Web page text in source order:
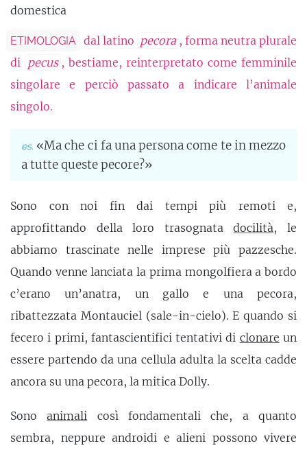
domestica
ETIMOLOGIA dal latino pecora , forma neutra plurale
di
pecus , bestiame, reinterpretato come femminile
singolare e perciò passato a indicare l’animale
singolo.
«Ma che ci fa una persona come te in mezzo
a tutte queste pecore?»
Sono con noi fin dai tempi più remoti e,
approfittando della loro trasognatadocilità, le
abbiamo trascinate nelle imprese più pazzesche.
Quando venne lanciata la prima mongolfiera a bordo
c’erano un’anatra, un gallo e una pecora,
ribattezzata Montauciel (sale-in-cielo). E quando si
fecero i primi, fantascientifici tentativi di clonare un
essere partendo da una cellula adulta la scelta cadde
ancora su una pecora, la mitica Dolly.
Sonoanimali così fondamentali che, a quanto
sembra, neppure androidi e alieni possono vivere